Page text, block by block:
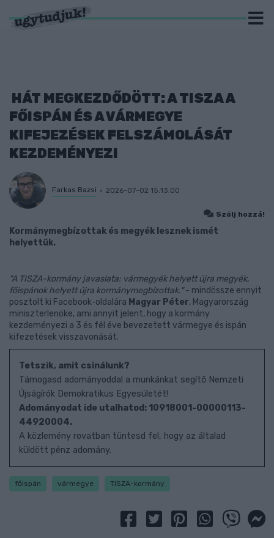
HÁT MEGKEZDŐDÖTT: A TISZA A
FŐISPÁN ÉS A VÁRMEGYE
KIFEJEZÉSEK FELSZÁMOLÁSÁT
KEZDEMÉNYEZI
Farkas Bazsi 2026-07-02 15:13:00
Szólj hozzá!
Kormánymegbízottak és megyék lesznek ismét
helyettük.
"A TISZA-kormány javaslata: vármegyék helyett újra megyék,
főispánok helyett újra kormánymegbízottak."- mindössze ennyit
posztolt ki Facebook-oldalára Magyar Péter, Magyarország
miniszterlenöke, ami annyit jelent, hogy a kormány
kezdeményezi a 3 és fél éve bevezetett vármegye és ispán
kifezetések visszavonását.
Tetszik, amit csinálunk?
Támogasd adományoddal a munkánkat segítő Nemzeti
Újságírók Demokratikus Egyesületét!
Adományodat ide utalhatod: 10918001-00000113-
44920004.
A közlemény rovatban tüntesd fel, hogy az általad
küldött pénz adomány.
főispán vármegye TISZA-kormány